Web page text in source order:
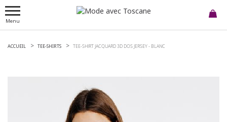
Menu
ACCUEIL TEE-SHIRTS TEE-SHIRT JACQUARD 3D DOS JERSEY - BLANC